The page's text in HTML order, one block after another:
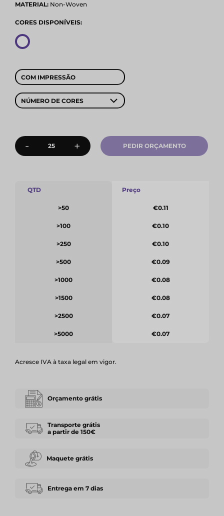
MATERIAL: Non-Woven
CORES DISPONÍVEIS:
COM IMPRESSÃO
NÚMERO DE CORES
- + PEDIR ORÇAMENTO
QTD
>50
>100
>250
>500
>1000
>1500
>2500
>5000
Preço
€0.11
€0.10
€0.10
€0.09
€0.08
€0.08
€0.07
€0.07
Acresce IVA à taxa legal em vigor.
Orçamento grátis
Transporte grátis
a partir de 150€
Maquete grátis
Entrega em 7 dias